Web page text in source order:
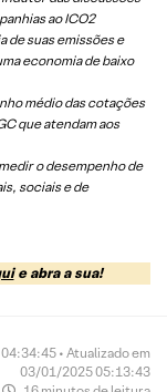
ao ICO2
suas emissões e
economia de baixo
médio das cotações
que atendam aos
o desempenho de
sociais e de
e abra a sua!
• Atualizado em
03/01/2025 05:13:43